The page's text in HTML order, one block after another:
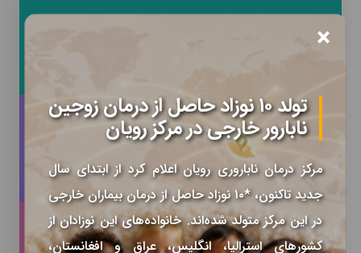
تعرفه های درمان بیماران بین الملل
×
تولد ۱۰ نوزاد حاصل از درمان زوجین
نابارور خارجی در مرکز رویان
مرکز درمان ناباروری رویان اعلام کرد از ابتدای سال
جدید تاکنون، *۱۰ نوزاد حاصل از درمان بیماران خارجی
در این مرکز متولد شده‌اند. خانواده‌های این نوزادان از
کشورهای استرالیا، انگلیس، عراق و افغانستان،